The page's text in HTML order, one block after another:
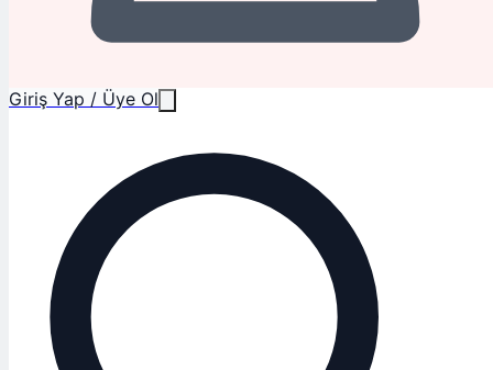
Giriş Yap / Üye Ol